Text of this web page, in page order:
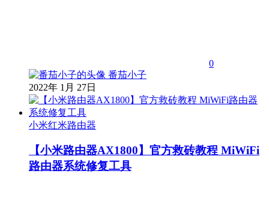
0
番茄小子
2022年 1月 27日
小米红米路由器
【小米路由器AX1800】官方救砖教程 MiWiFi
路由器系统修复工具